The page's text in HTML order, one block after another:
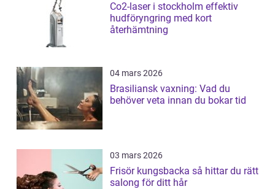
Co2-laser i stockholm effektiv
hudföryngring med kort
återhämtning
04 mars 2026
Brasiliansk vaxning: Vad du
behöver veta innan du bokar tid
03 mars 2026
Frisör kungsbacka så hittar du rätt
salong för ditt hår